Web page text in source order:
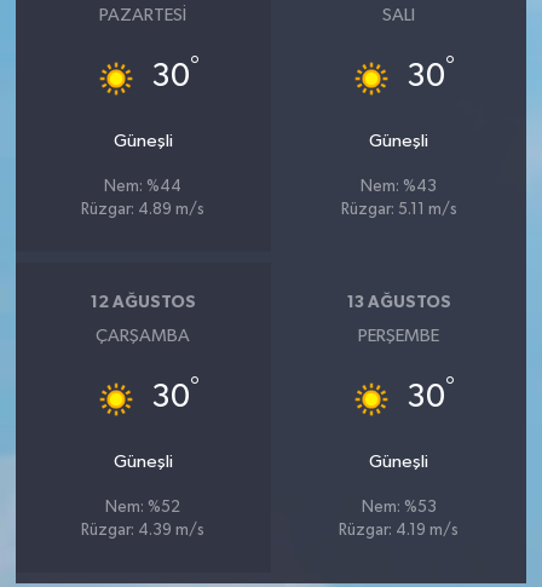
PAZARTESI
30°
Güneşli
Nem: %44
Rüzgar: 4.89 m/s
SALI
30°
Güneşli
Nem: %43
Rüzgar: 5.11 m/s
12 AĞUSTOS
ÇARŞAMBA
30°
Güneşli
Nem: %52
Rüzgar: 4.39 m/s
13 AĞUSTOS
PERŞEMBE
30°
Güneşli
Nem: %53
Rüzgar: 4.19 m/s